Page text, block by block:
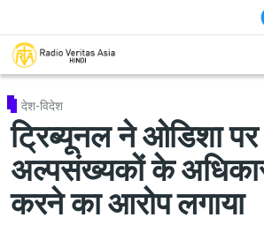
देश-विदेश
ट्रिब्यूनल ने ओडिशा पर
अल्पसंख्यकों के
करने का आरोप लगाया